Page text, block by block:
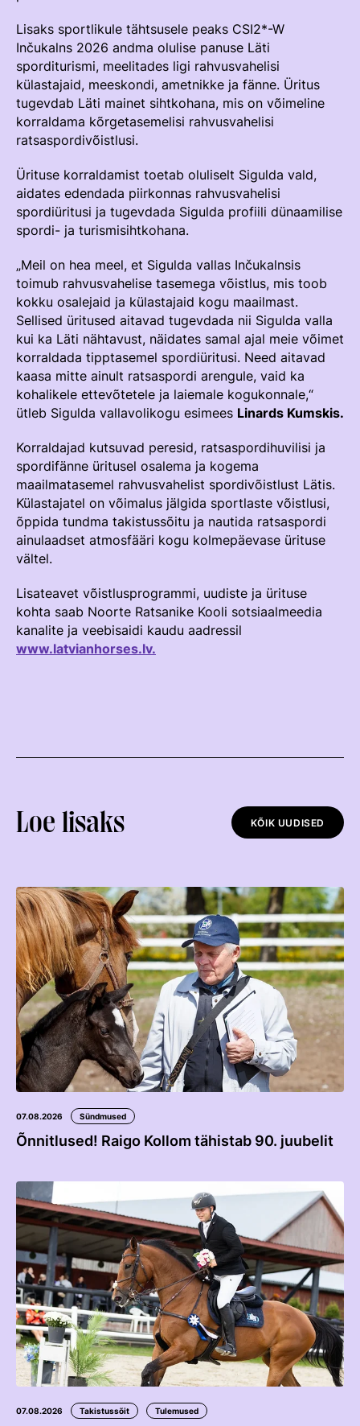
Lisaks sportlikule tähtsusele peaks CSI2*-W
Inčukalns 2026 andma olulise panuse Läti
sporditurismi, meelitades ligi rahvusvahelisi
külastajaid, meeskondi, ametnikke ja fänne. Üritus
tugevdab Läti mainet sihtkohana, mis on võimeline
korraldama kõrgetasemelisi rahvusvahelisi
ratsaspordivõistlusi.
Ürituse korraldamist toetab oluliselt Sigulda vald,
aidates edendada piirkonnas rahvusvahelisi
spordiüritusi ja tugevdada Sigulda profiili dünaamilise
spordi- ja turismisihtkohana.
„Meil on hea meel, et Sigulda vallas Inčukalnsis
toimub rahvusvahelise tasemega võistlus, mis toob
kokku osalejaid ja külastajaid kogu maailmast.
Sellised üritused aitavad tugevdada nii Sigulda valla
kui ka Läti nähtavust, näidates samal ajal meie võimet
korraldada tipptasemel spordiüritusi. Need aitavad
kaasa mitte ainult ratsaspordi arengule, vaid ka
kohalikele ettevõtetele ja laiemale kogukonnale,“
ütleb Sigulda vallavolikogu esimees Linards Kumskis.
Korraldajad kutsuvad peresid, ratsaspordihuvilisi ja
spordifänne üritusel osalema ja kogema
maailmatasemel rahvusvahelist spordivõistlust Lätis.
Külastajatel on võimalus jälgida sportlaste võistlusi,
õppida tundma takistussõitu ja nautida ratsaspordi
ainulaadset atmosfääri kogu kolmepäevase ürituse
vältel.
Lisateavet võistlusprogrammi, uudiste ja ürituse
kohta saab Noorte Ratsanike Kooli sotsiaalmeedia
kanalite ja veebisaidi kaudu aadressil
www.latvianhorses.lv.
Loe lisaks KÕIK UUDISED
07.08.2026 Sündmused
Õnnitlused! Raigo Kollom tähistab 90. juubelit
07.08.2026 Takistussõit Tulemused